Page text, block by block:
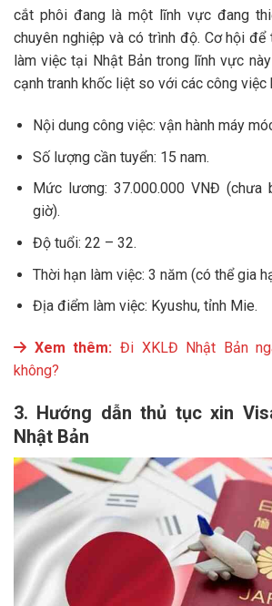
cắt phôi đang là một lĩnh vực đang
chuyên nghiệp và có trình độ. Cơ hội
làm việc tại Nhật Bản trong lĩnh vực
cạnh tranh khốc liệt so với các công việc
Nội dung công việc: vận hành máy
Số lượng cần tuyển: 15 nam.
Mức lương: 37.000.000 VNĐ (chưa
giờ).
Độ tuổi: 22 – 32.
Thời hạn làm việc: 3 năm (có thể gia
Địa điểm làm việc: Kyushu, tỉnh Mie.
Xem thêm: Đi XKLĐ Nhật Bản
không?
3. Hướng dẫn thủ tục xin
Nhật Bản